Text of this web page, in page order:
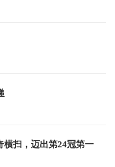
横扫，迈出第24冠第一